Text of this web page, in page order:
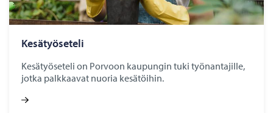
Ke­sä­työ­se­te­li
Kesätyöseteli on Porvoon kaupungin tuki työnantajille,
jotka palkkaavat nuoria kesätöihin.